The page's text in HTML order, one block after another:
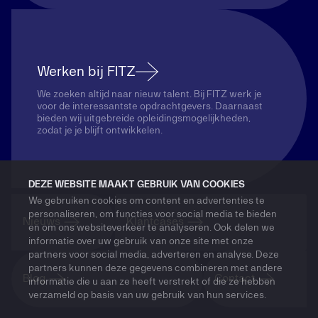
DEZE WEBSITE MAAKT GEBRUIK VAN COOKIES
We gebruiken cookies om content en advertenties te
personaliseren, om functies voor social media te bieden
en om ons websiteverkeer te analyseren. Ook delen we
informatie over uw gebruik van onze site met onze
partners voor social media, adverteren en analyse. Deze
partners kunnen deze gegevens combineren met andere
informatie die u aan ze heeft verstrekt of die ze hebben
verzameld op basis van uw gebruik van hun services.
Werken bij FITZ
We zoeken altijd naar nieuw talent. Bij FITZ werk je
voor de interessantste opdrachtgevers. Daarnaast
bieden wij uitgebreide opleidingsmogelijkheden,
zodat je je blijft ontwikkelen.
Nieuws Klantcases
Blog Contact